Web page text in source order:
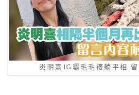
炎明熹IG曬毛毛褸躺平相